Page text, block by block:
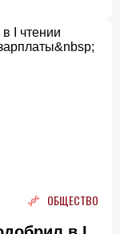
ОБЩЕСТВО